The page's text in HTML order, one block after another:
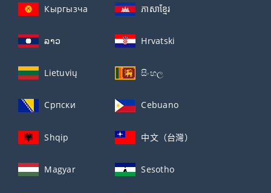
Кыргызча ភាសាខ្មែរ
ລາວ Hrvatski
Lietuvių සිංහල
Српски Cebuano
Shqip 中文（台灣）
Magyar Sesotho